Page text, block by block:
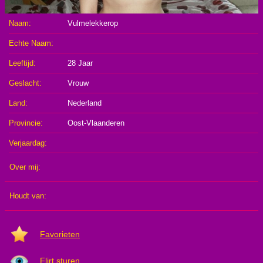
Zeeland
Zuid-
Holland
Vlaams
Antwerpen
Limburg
Oost-
Vlaanderen
Brabant
West-
Vlaanderen
Per
groep
Rijpe
Meiden
Meiden
18-
Jaar
Naam: Vulmelekkerop
Echte Naam:
Leeftijd: 28 Jaar
Geslacht: Vrouw
Land: Nederland
Provincie: Oost-Vlaanderen
Verjaardag:
Over mij:
Houdt van:
Favorieten
Flirt sturen